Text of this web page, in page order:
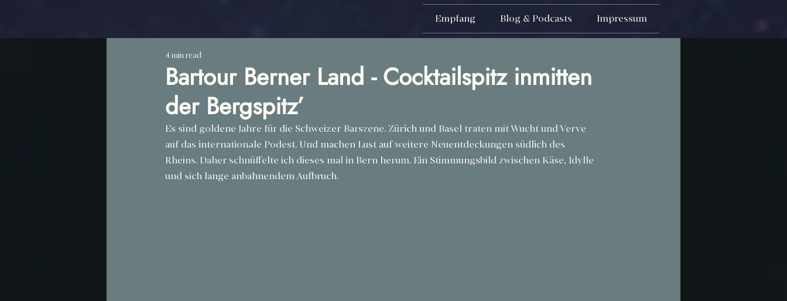
Empfang Blog & Podcasts Impressum
Bartour Berner Land - Cocktailspitz inmitten
der Bergspitz’
4 min read
Es sind goldene Jahre für die Schweizer Barszene. Zürich und Basel traten mit Wucht und Verve
auf das internationale Podest. Und machen Lust auf weitere Neuentdeckungen südlich des
Rheins. Daher schnüffelte ich dieses mal in Bern herum. Ein Stimmungsbild zwischen Käse, Idylle
und sich lange anbahnendem Aufbruch.